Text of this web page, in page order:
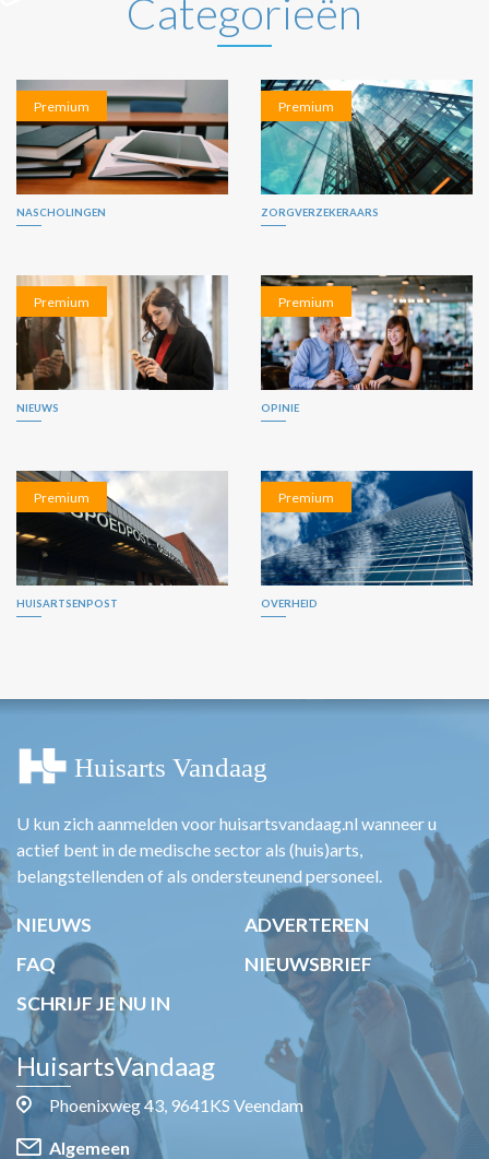
Categorieën
Premium
NASCHOLINGEN
Premium
ZORGVERZEKERAARS
Premium
NIEUWS
Premium
OPINIE
Premium
HUISARTSENPOST
Premium
OVERHEID
U kun zich aanmelden voor huisartsvandaag.nl wanneer u
actief bent in de medische sector als (huis)arts,
belangstellenden of als ondersteunend personeel.
NIEUWS
ADVERTEREN
FAQ
NIEUWSBRIEF
SCHRIJF JE NU IN
HuisartsVandaag
Phoenixweg 43, 9641KS Veendam
Algemeen